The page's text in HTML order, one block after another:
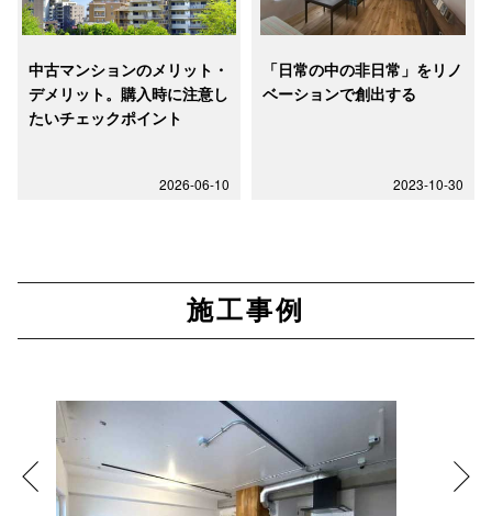
中古マンションのメリット・
デメリット。購入時に注意し
たいチェックポイント
2026-06-10
「日常の中の非日常」をリノ
ベーションで創出する
2023-10-30
施工事例